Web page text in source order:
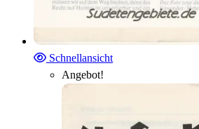
Schnellansicht
Angebot!